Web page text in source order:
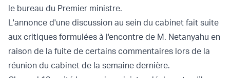
le bureau du Premier ministre.
L'annonce d'une discussion au sein du cabinet fait suite
aux critiques formulées à l'encontre de M. Netanyahu en
raison de la fuite de certains commentaires lors de la
réunion du cabinet de la semaine dernière.